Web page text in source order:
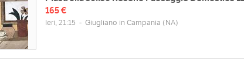
165 €
Ieri, 21:15 - Giugliano in Campania (NA)